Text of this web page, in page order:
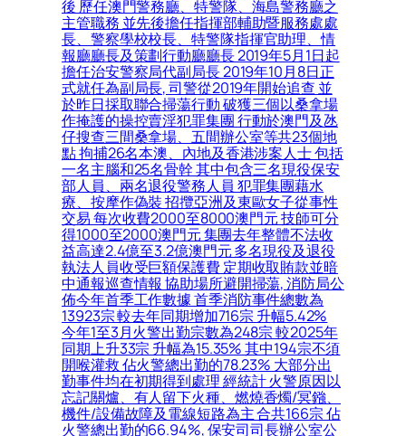
後 歷任澳門警務廳、特警隊、海島警務廳之
主管職務 並先後擔任指揮部輔助暨服務處處
長、警察學校校長、特警隊指揮官助理、情
報廳廳長及策劃行動廳廳長 2019年5月1日起
擔任治安警察局代副局長 2019年10月8日正
式就任為副局長, 司警從2019年開始追查 並
於昨日採取聯合掃蕩行動 破獲三個以桑拿場
作掩護的操控賣淫犯罪集團 行動於澳門及氹
仔搜查三間桑拿場、五間辦公室等共23個地
點 拘捕26名本澳、內地及香港涉案人士 包括
一名主腦和25名骨幹 其中包含三名現役保安
部人員、兩名退役警務人員 犯罪集團藉水
療、按摩作偽裝 招攬亞洲及東歐女子從事性
交易 每次收費2000至8000澳門元 技師可分
得1000至2000澳門元 集團去年整體不法收
益高達2.4億至3.2億澳門元 多名現役及退役
執法人員收受巨額保護費 定期收取賄款並暗
中通報巡查情報 協助場所避開掃蕩, 消防局公
佈今年首季工作數據 首季消防事件總數為
13923宗 較去年同期增加716宗 升幅5.42%
今年1至3月火警出勤宗數為248宗 較2025年
同期上升33宗 升幅為15.35% 其中194宗不須
開喉灌救 佔火警總出勤的78.23% 大部分出
勤事件均在初期得到處理 經統計 火警原因以
忘記關爐、有人留下火種、燃燒香燭/冥鏹、
機件/設備故障及電線短路為主 合共166宗 佔
火警總出勤的66.94%, 保安司司長辦公室公